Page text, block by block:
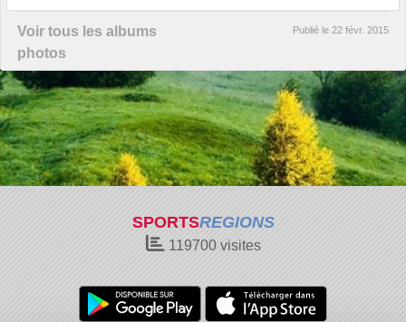
Voir tous les albums
photos
Publié le 22 févr. 2015
SPORTSREGIONS
119700visites